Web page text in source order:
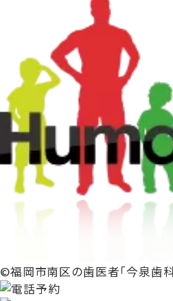
©福岡市南区の歯医者「今泉歯